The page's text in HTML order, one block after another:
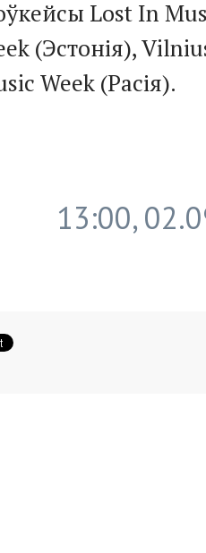
Lost In
(Эстонія),
Week (Расія).
13:00,